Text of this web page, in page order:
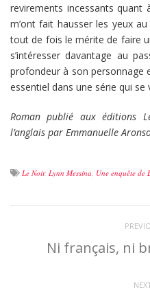
revirements incessants quant
m’ont fait hausser les yeux
tout de fois le mérite de faire
s’intéresser davantage au
profondeur à son personnage
essentiel dans une série qui se
Roman publié aux éditions
l’anglais par Emmanuelle
Le Noir, Lynn Messina, Une enquête de
Ni français, ni